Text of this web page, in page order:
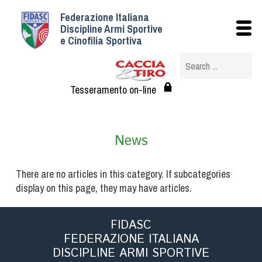
Federazione Italiana
Discipline Armi Sportive
e Cinofilia Sportiva
Tesseramento on-line
News
There are no articles in this category. If subcategories
display on this page, they may have articles.
FIDASC
FEDERAZIONE ITALIANA
DISCIPLINE ARMI SPORTIVE
Istituzionale
Struttura
Albo Veterinari federali
Statuto e Regolamenti
Federazione Trasparente
Assicurazione
Convenzioni
Società
Tesserati